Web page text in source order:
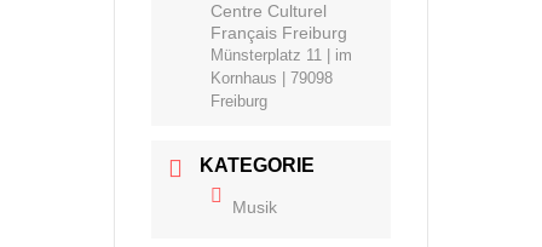
Centre Culturel
Français Freiburg
Münsterplatz 11 | im
Kornhaus | 79098
Freiburg
KATEGORIE
Musik